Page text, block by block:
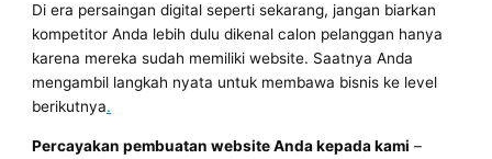
Di era persaingan digital seperti sekarang, jangan biarkan
kompetitor Anda lebih dulu dikenal calon pelanggan hanya
karena mereka sudah memiliki website. Saatnya Anda
mengambil langkah nyata untuk membawa bisnis ke level
berikutnya.
Percayakan pembuatan website Anda kepada kami –